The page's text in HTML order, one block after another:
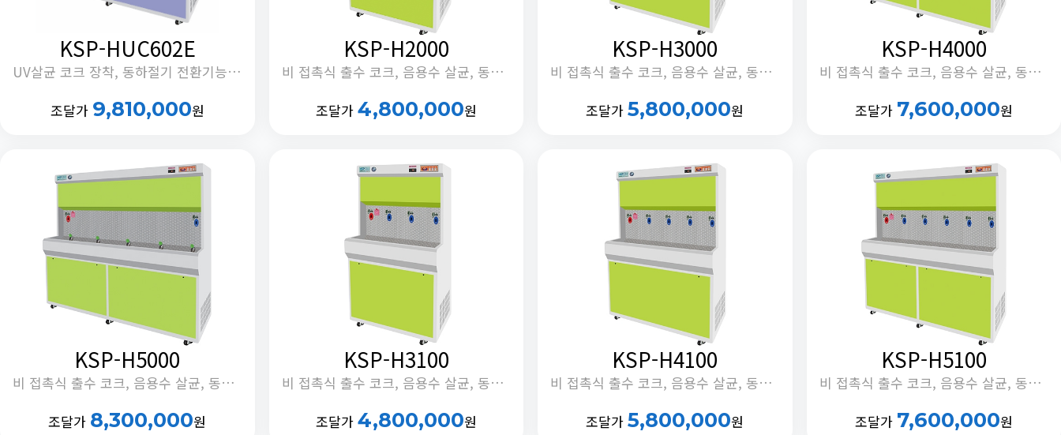
KSP-HUC602E
UV살균 코크 장착, 동하절기 전환기능, 음용수살균, 정체수 자동배출기능 내장
조달가 9,810,000원
KSP-H2000
비 접촉식 출수 코크, 음용수 살균, 동하절기 냉수온도 전환 기능, 안전버블러 부착, 정체수 자동 배출타이머 내장
조달가 4,800,000원
KSP-H3000
비 접촉식 출수 코크, 음용수 살균, 동하절기 냉수온도 전환 기능, 안전버블러 부착, 정체수 자동 배출타이머 내장
조달가5,800,000원
KSP-H4000
비 접촉식 출수 코크, 음용수 살균, 동하절기 냉수온도 전환 기능, 안전버블러 부착, 정체수 자동 배출타이머 내장
조달가 7,600,000원
KSP-H5000
비 접촉식 출수 코크, 음용수 살균, 동하절기 냉수온도 전환 기능, 안전버블러 부착, 정체수 자동 배출타이머 내장
조달가 8,300,000원
KSP-H3100
비 접촉식 출수 코크, 음용수 살균, 동하절기 냉수온도 전환 기능, 정체수 자동 배출타이머 내장
조달가 4,800,000원
KSP-H4100
비 접촉식 출수 코크, 음용수 살균, 동하절기 냉수온도 전환 기능, 정체수 자동 배출타이머 내장
조달가5,800,000원
KSP-H5100
비 접촉식 출수 코크, 음용수 살균, 동하절기 냉수온도 전환 기능, 정체수 자동 배출타이머 내장
조달가 7,600,000원